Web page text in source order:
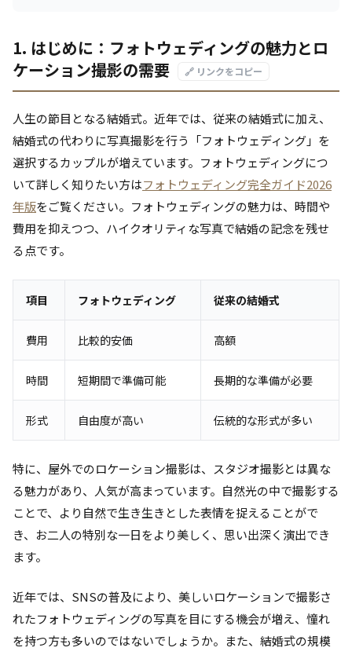
1. はじめに：フォトウェディングの魅力とロ
ケーション撮影の需要
🔗 リンクをコピー
人生の節目となる結婚式。近年では、従来の結婚式に加え、
結婚式の代わりに写真撮影を行う「フォトウェディング」を
選択するカップルが増えています。フォトウェディングにつ
いて詳しく知りたい方はフォトウェディング完全ガイド2026
年版をご覧ください。フォトウェディングの魅力は、時間や
費用を抑えつつ、ハイクオリティな写真で結婚の記念を残せ
る点です。
項目 フォトウェディング 従来の結婚式
費用 比較的安価 高額
時間 短期間で準備可能 長期的な準備が必要
形式 自由度が高い 伝統的な形式が多い
特に、屋外でのロケーション撮影は、スタジオ撮影とは異な
る魅力があり、人気が高まっています。自然光の中で撮影する
ことで、より自然で生き生きとした表情を捉えることがで
き、お二人の特別な一日をより美しく、思い出深く演出でき
ます。
近年では、SNSの普及により、美しいロケーションで撮影さ
れたフォトウェディングの写真を目にする機会が増え、憧れ
を持つ方も多いのではないでしょうか。また、結婚式の規模